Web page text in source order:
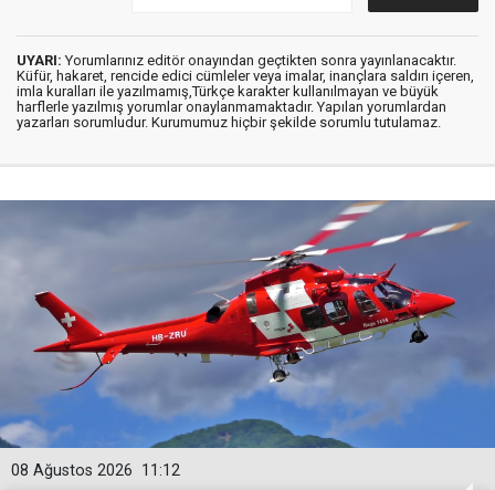
UYARI: Yorumlarınız editör onayından geçtikten sonra yayınlanacaktır.
Küfür, hakaret, rencide edici cümleler veya imalar, inançlara saldırı içeren,
imla kuralları ile yazılmamış,Türkçe karakter kullanılmayan ve büyük
harflerle yazılmış yorumlar onaylanmamaktadır. Yapılan yorumlardan
yazarları sorumludur. Kurumumuz hiçbir şekilde sorumlu tutulamaz.
11:12
08 Ağustos 2026